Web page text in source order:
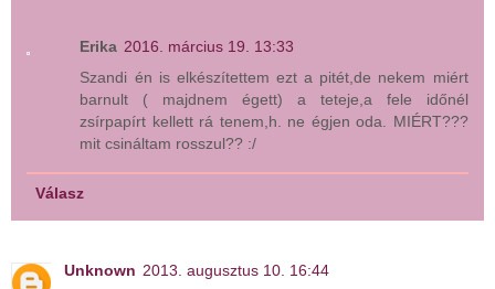
Erika 2016. március 19. 13:33
Szandi én is elkészítettem ezt a pitét,de nekem miért
barnult ( majdnem égett) a teteje,a fele időnél
zsírpapírt kellett rá tenem,h. ne égjen oda. MIÉRT???
mit csináltam rosszul?? :/
Válasz
Unknown 2013. augusztus 10. 16:44